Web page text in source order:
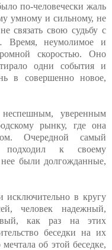
по-человечески жаль
умному и сильному, не
связать свою судьбу с
неумолимое и
скоростью. Оно
одни события и
в совершенно новое,
уверенным
рынку, где она
Очередной самый
подходил к своему
были долгожданные,
исключительно в кругу
человек надежный,
как раз на этих
беседки на их
об этой беседке,